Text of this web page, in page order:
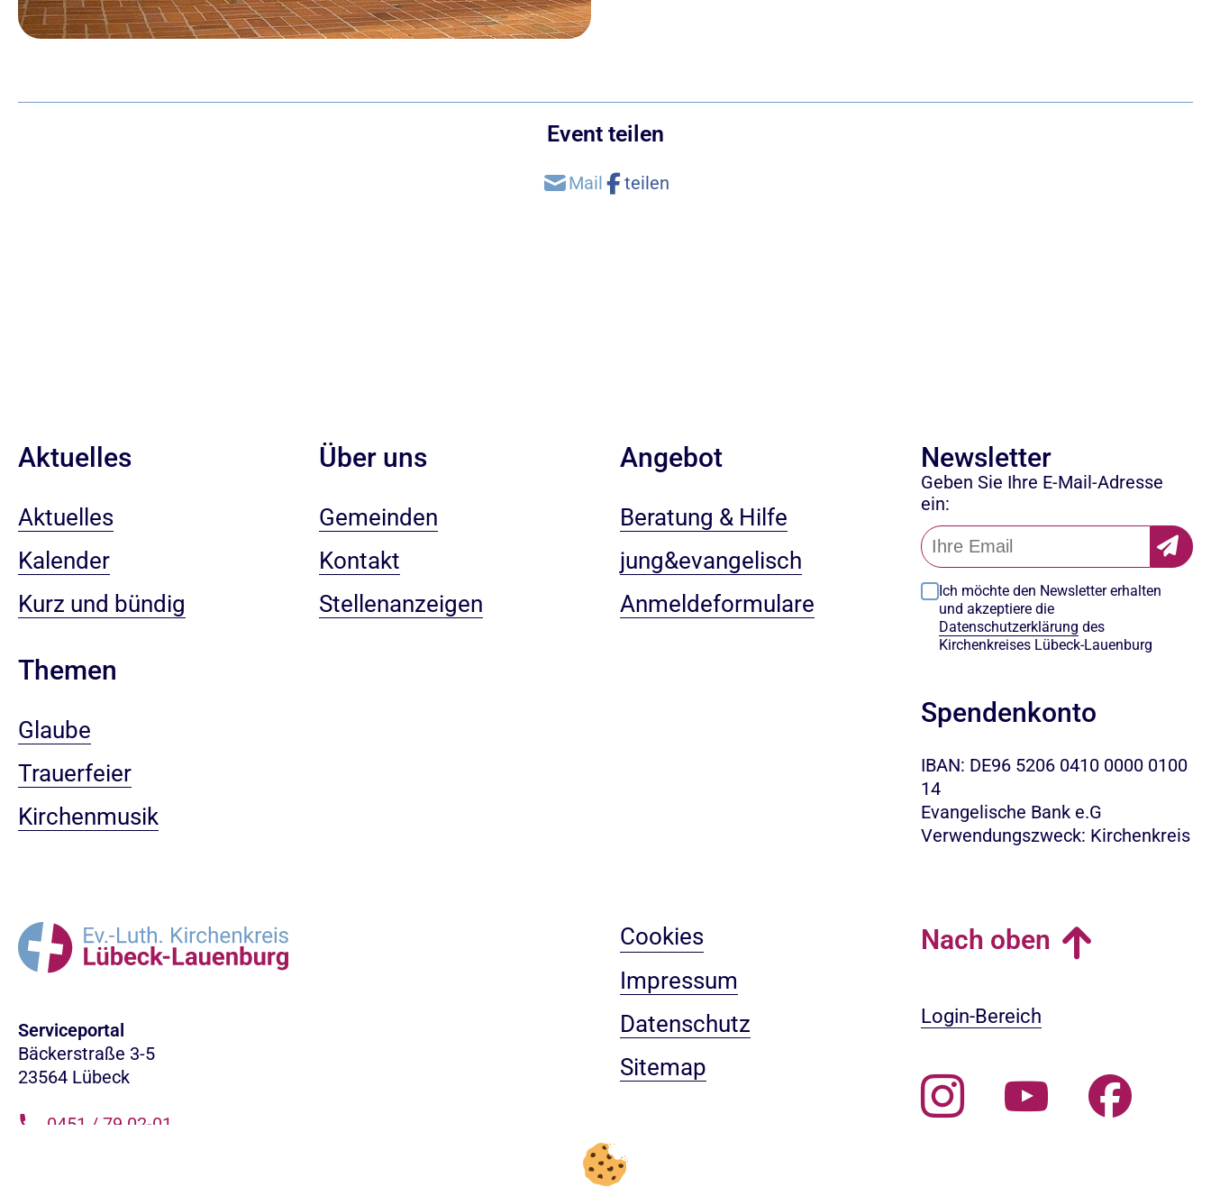
Event teilen
Aktuelles
Aktuelles
Kalender
Kurz und bündig
Themen
Glaube
Trauerfeier
Kirchenmusik
Über uns
Gemeinden
Kontakt
Stellenanzeigen
Angebot
Beratung & Hilfe
jung&evangelisch
Anmeldeformulare
Newsletter
Geben Sie Ihre E-Mail-Adresse
ein:
Ich möchte den Newsletter erhalten
und akzeptiere die
Datenschutzerklärung des
Kirchenkreises Lübeck-Lauenburg
Spendenkonto
IBAN: DE96 5206 0410 0000 0100
14
Evangelische Bank e.G
Verwendungszweck: Kirchenkreis
Serviceportal
Bäckerstraße 3-5
23564 Lübeck
0451 / 79 02-01
Cookies
Impressum
Datenschutz
Sitemap
Nach oben
Login-Bereich